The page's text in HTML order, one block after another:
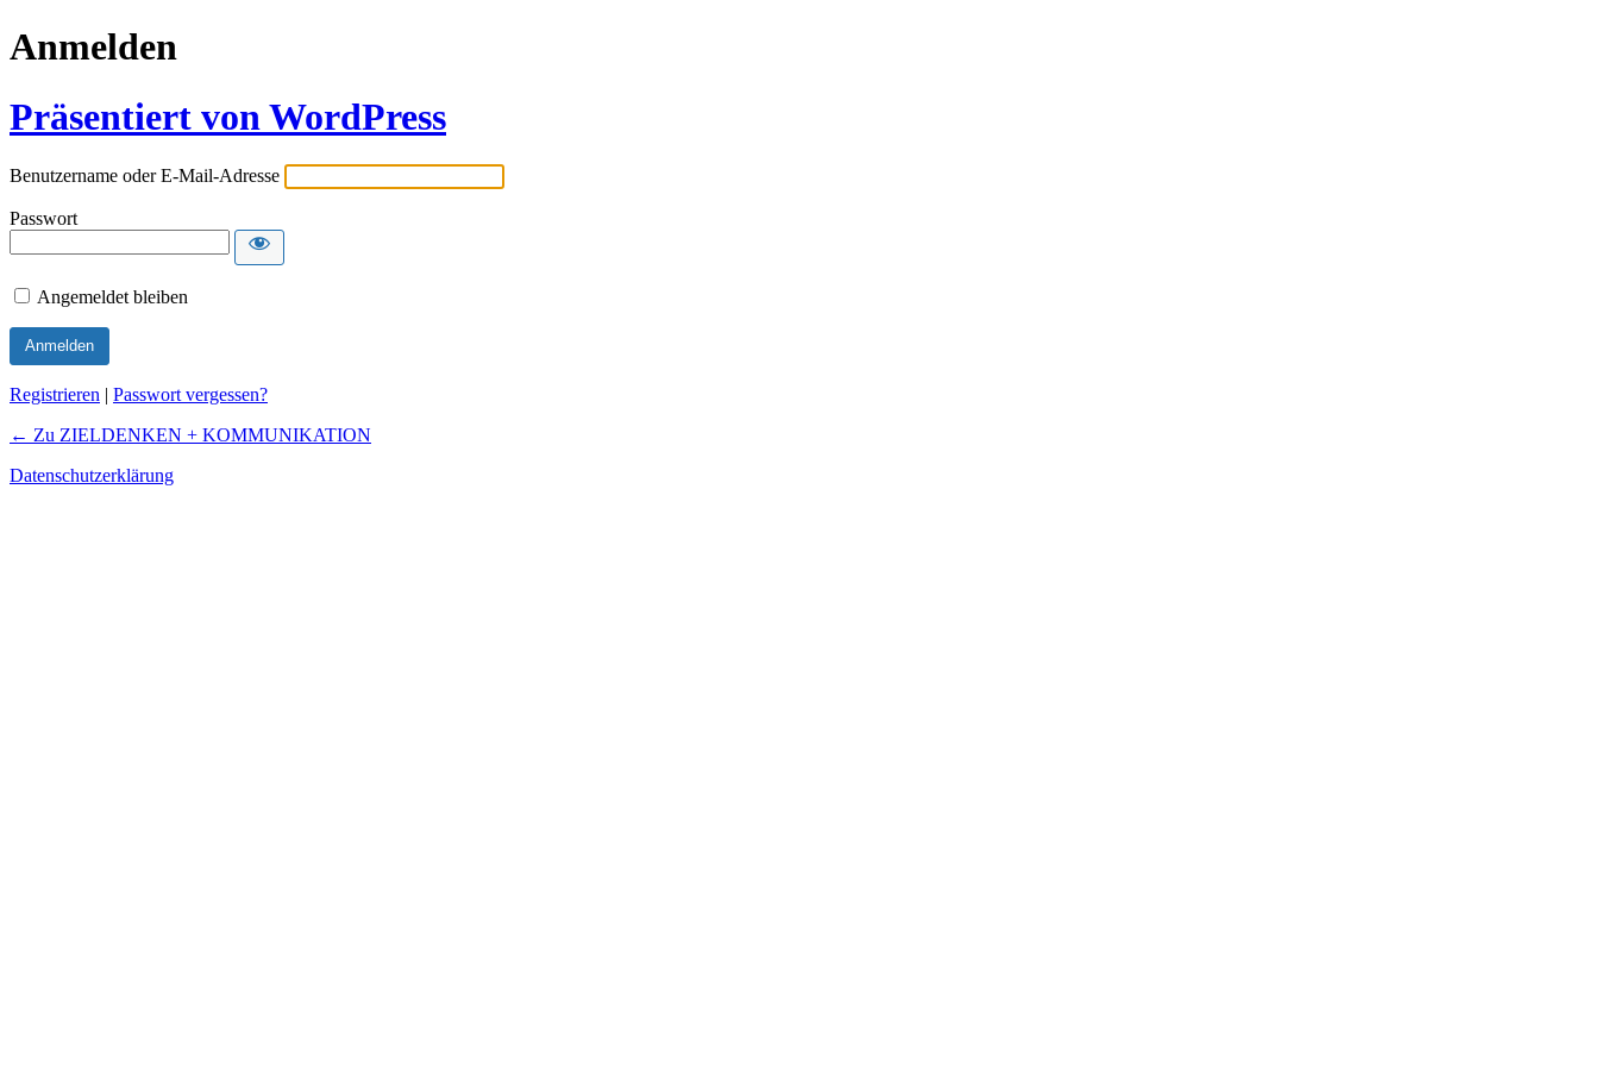
Anmelden
Präsentiert von WordPress
Benutzername oder E-Mail-Adresse
Passwort
Angemeldet bleiben
Registrieren | Passwort vergessen?
← Zu ZIELDENKEN + KOMMUNIKATION
Datenschutzerklärung